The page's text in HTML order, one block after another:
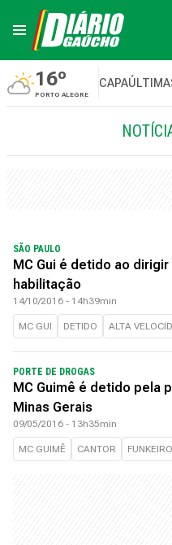
16º
PORTO ALEGRE
CAPA
SÃO PAULO
MC Gui é detido ao
habilitação
14/10/2016 - 14h39min
MC GUI DETIDO ALTA
PORTE DE DROGAS
MC Guimê é detido pela
Minas Gerais
09/05/2016 - 13h35min
MC GUIMÊ CANTOR FUNKEIRO